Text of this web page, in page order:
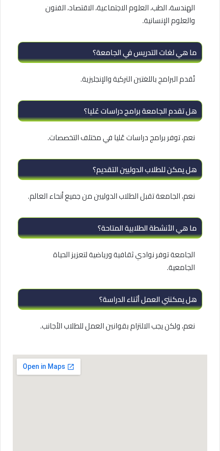
الهندسة، الطب، العلوم الاجتماعية، الاقتصاد، الفنون
والعلوم الإنسانية.
ما هي لغات التدريس في الجامعة؟
تُقدم البرامج باللغتين التركية والإنجليزية.
هل تقدم الجامعة برامج دراسات عُليا؟
نعم، توفر برامج دراسات عُليا في مختلف التخصصات.
هل يمكن للطلاب الدوليين التقديم؟
نعم، الجامعة تقبل الطلاب الدوليين من جميع أنحاء العالم.
ما هي الأنشطة الطلابية المتاحة؟
الجامعة توفر نوادي ثقافية ورياضية لتعزيز الحياة
الجامعية.
هل يمكنني العمل أثناء الدراسة؟
نعم، ولكن يجب الالتزام بقوانين العمل للطلاب الأجانب.